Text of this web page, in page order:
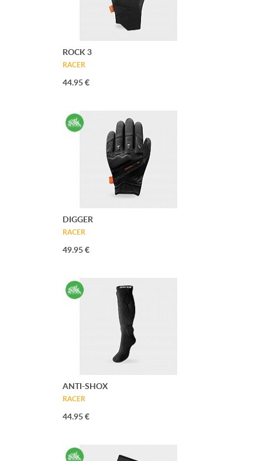
ROCK 3
RACER
44.95 €
DIGGER
RACER
49.95 €
ANTI-SHOX
RACER
44.95 €